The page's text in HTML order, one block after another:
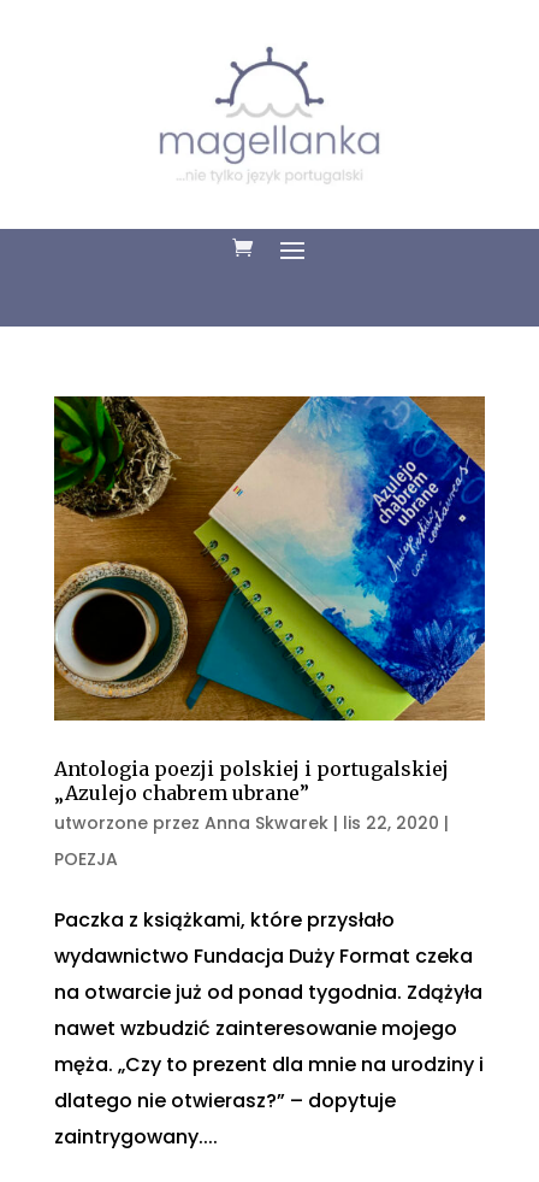
Antologia poezji polskiej i portugalskiej
„Azulejo chabrem ubrane”
utworzone przez Anna Skwarek| lis 22, 2020 |
POEZJA
Paczka z książkami, które przysłało
wydawnictwo Fundacja Duży Format czeka
na otwarcie już od ponad tygodnia. Zdążyła
nawet wzbudzić zainteresowanie mojego
męża. „Czy to prezent dla mnie na urodziny i
dlatego nie otwierasz?” – dopytuje
zaintrygowany....